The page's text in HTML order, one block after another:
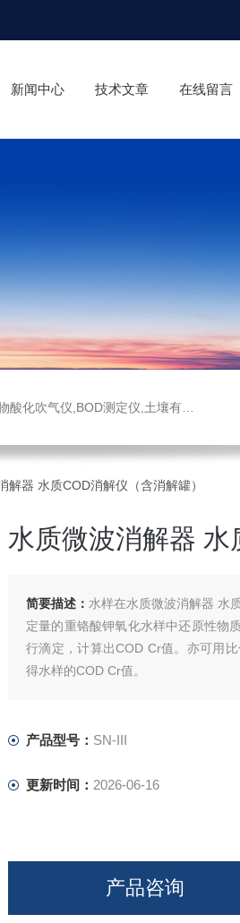
新闻中心 技术文章 在线留言
加热器,液液萃取器,COD消解回流仪,水质采样器
解器 水质COD消解仪（含消解罐）
水质微波消解器 水
简要描述： 水样在水质微波消解器 水
定量的重铬酸钾氧化水样中还原性物
行滴定，计算出COD Cr值。亦可用
得水样的COD Cr值。
产品型号： SN-III
更新时间： 2026-06-16
产品咨询